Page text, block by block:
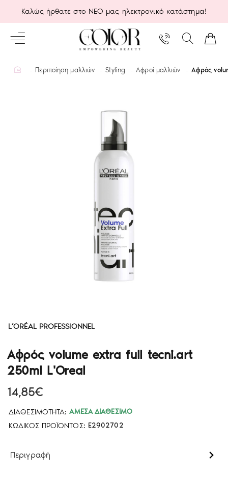
Καλώς ήρθατε στο ΝΕΟ μας ηλεκτρονικό κατάστημα!
homeΠεριποίηση μαλλιών Styling Αφροί μαλλιών Αφρός
L’ORÉAL PROFESSIONNEL
Αφρός volume extra full tecni.art
250ml L'Oreal
ΔΙΑΘΕΣΙΜΌΤΗΤΑ: ΆΜΕΣΑ ΔΙΑΘΈΣΙΜΟ
ΚΩΔΙΚΌΣ ΠΡΟΪΌΝΤΟΣ: E2902702
14,85€
Περιγραφή